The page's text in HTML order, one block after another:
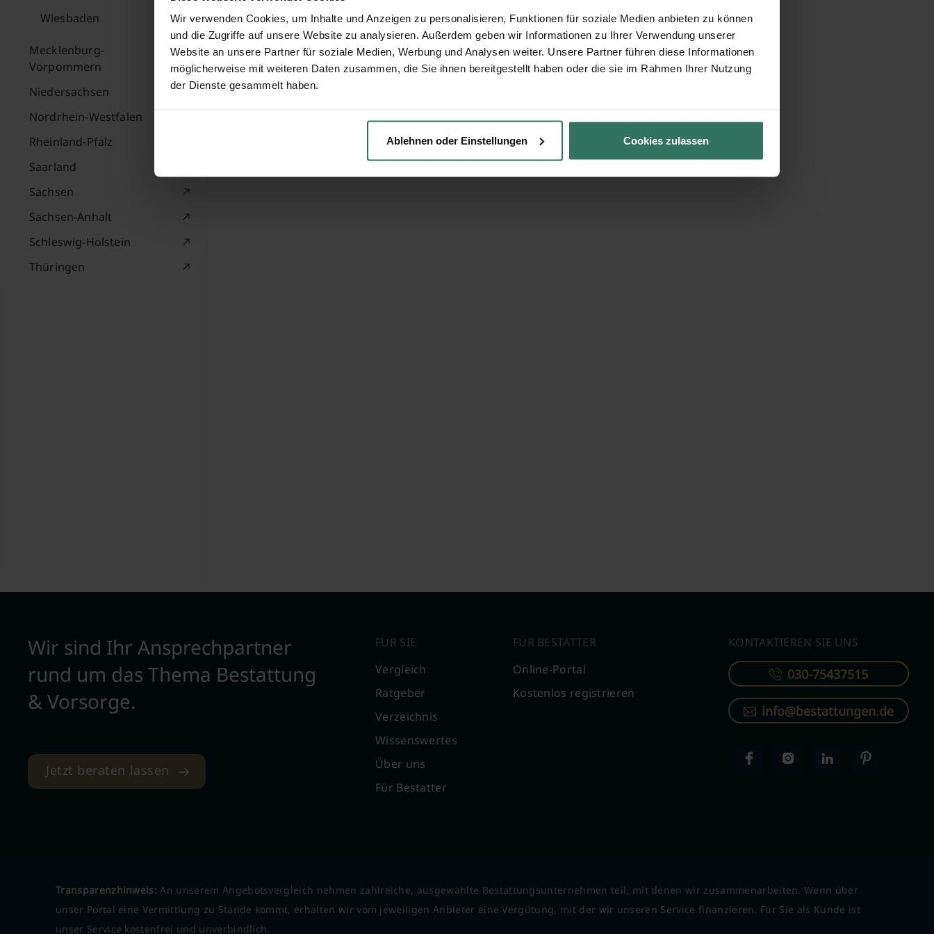
Wir verwenden Cookies, um Inhalte und Anzeigen zu personalisieren, Funktionen für soziale Medien anbieten zu können
und die Zugriffe auf unsere Website zu analysieren. Außerdem geben wir Informationen zu Ihrer Verwendung unserer
Website an unsere Partner für soziale Medien, Werbung und Analysen weiter. Unsere Partner führen diese Informationen
möglicherweise mit weiteren Daten zusammen, die Sie ihnen bereitgestellt haben oder die sie im Rahmen Ihrer Nutzung
der Dienste gesammelt haben.
Ablehnen oder Einstellungen Cookies zulassen
Wiesbaden
Mecklenburg-
Vorpommern
Niedersachsen
Nordrhein-Westfalen
Rheinland-Pfalz
Saarland
Sachsen
Sachsen-Anhalt
Schleswig-Holstein
Thüringen
Wir sind Ihr Ansprechpartner
rund um das Thema Bestattung
& Vorsorge.
Jetzt beraten lassen
FÜR SIE
Vergleich
Ratgeber
Verzeichnis
Wissenswertes
Über uns
Für Bestatter
FÜR BESTATTER
Online-Portal
Kostenlos registrieren
KONTAKTIEREN SIE UNS
030-75437515
info@bestattungen.de
Transparenzhinweis: An unserem Angebotsvergleich nehmen zahlreiche, ausgewählte Bestattungsunternehmen teil, mit denen wir zusammenarbeiten. Wenn über
unser Portal eine Vermittlung zu Stande kommt, erhalten wir vom jeweiligen Anbieter eine Vergütung, mit der wir unseren Service finanzieren. Für Sie als Kunde ist
unser Service kostenfrei und unverbindlich.